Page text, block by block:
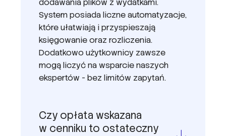
księgowanie oraz rozliczenia.
Dodatkowo użytkownicy zawsze
mogą liczyć na wsparcie naszych
ekspertów - bez limitów zapytań.
koszt, jaki ponosi biuro
rachunkowe?